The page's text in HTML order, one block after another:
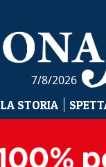
7/8/2026
LA STORIA